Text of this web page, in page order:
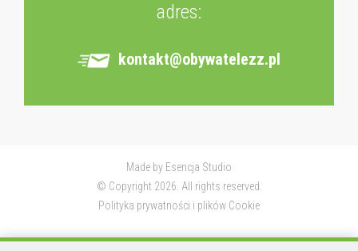
adres:
kontakt@obywatelezz.pl
Made by Esencja Studio
© Copyright 2026. All rights reserved.
Polityka prywatności i plików Cookie